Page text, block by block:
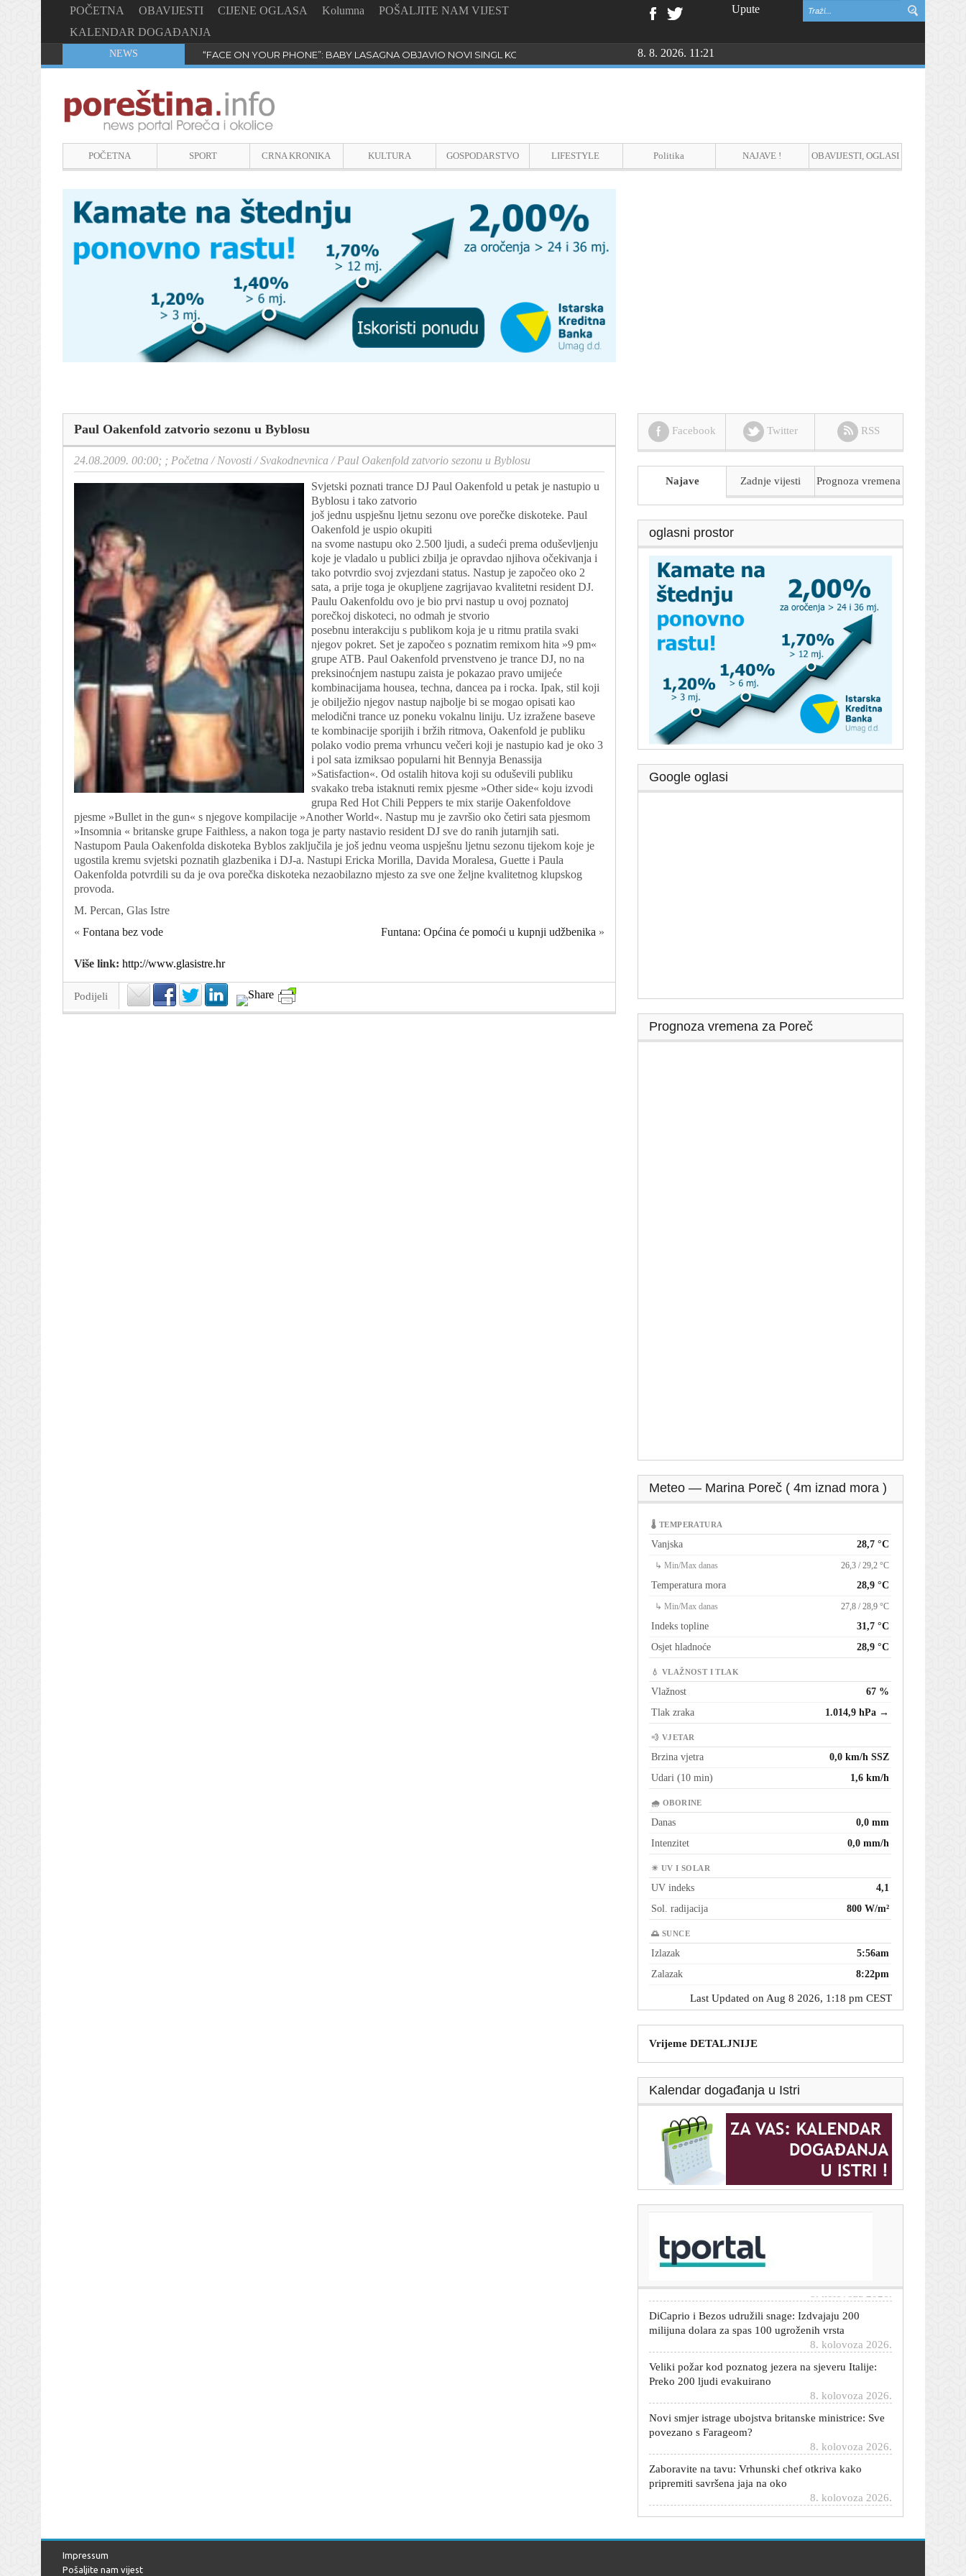
POČETNA OBAVIJESTI CIJENE OGLASA Kolumna
POŠALJITE NAM VIJEST
KALENDAR DOGAĐANJA
Upute
NEWS “FACE ON YOUR PHONE”: BABY LASAGNA OBJAVIO NOVI SINGL KOJI PROGOVARA O BULLYINGU8. 8. 2026. 11:21
POČETNA SPORT CRNA KRONIKA KULTURA GOSPODARSTVO LIFESTYLE Politika NAJAVE ! OBAVIJESTI, OGLASI
Paul Oakenfold zatvorio sezonu u Byblosu
24.08.2009. 00:00; ; Početna /Novosti /Svakodnevnica /Paul Oakenfold zatvorio sezonu u Byblosu
Svjetski poznati trance DJ Paul Oakenfold u petak je nastupio u
Byblosu i tako zatvorio
još jednu uspješnu ljetnu sezonu ove porečke diskoteke. Paul
Oakenfold je uspio okupiti
na svome nastupu oko 2.500 ljudi, a sudeći prema oduševljenju
koje je vladalo u publici zbilja je opravdao njihova očekivanja i
tako potvrdio svoj zvjezdani status. Nastup je započeo oko 2
sata, a prije toga je okupljene zagrijavao kvalitetni resident DJ.
Paulu Oakenfoldu ovo je bio prvi nastup u ovoj poznatoj
porečkoj diskoteci, no odmah je stvorio
posebnu interakciju s publikom koja je u ritmu pratila svaki
njegov pokret. Set je započeo s poznatim remixom hita »9 pm«
grupe ATB. Paul Oakenfold prvenstveno je trance DJ, no na
preksinoćnjem nastupu zaista je pokazao pravo umijeće
kombinacijama housea, techna, dancea pa i rocka. Ipak, stil koji
je obilježio njegov nastup najbolje bi se mogao opisati kao
melodični trance uz poneku vokalnu liniju. Uz izražene baseve
te kombinacije sporijih i bržih ritmova, Oakenfold je publiku
polako vodio prema vrhuncu večeri koji je nastupio kad je oko 3
i pol sata izmiksao popularni hit Bennyja Benassija
»Satisfaction«. Od ostalih hitova koji su oduševili publiku
svakako treba istaknuti remix pjesme »Other side« koju izvodi
grupa Red Hot Chili Peppers te mix starije Oakenfoldove
pjesme »Bullet in the gun« s njegove kompilacije »Another World«. Nastup mu je završio oko četiri sata pjesmom
»Insomnia « britanske grupe Faithless, a nakon toga je party nastavio resident DJ sve do ranih jutarnjih sati.
Nastupom Paula Oakenfolda diskoteka Byblos zaključila je još jednu veoma uspješnu ljetnu sezonu tijekom koje je
ugostila kremu svjetski poznatih glazbenika i DJ-a. Nastupi Ericka Morilla, Davida Moralesa, Guette i Paula
Oakenfolda potvrdili su da je ova porečka diskoteka nezaobilazno mjesto za sve one željne kvalitetnog klupskog
provoda.
M. Percan, Glas Istre
« Fontana bez vode Funtana: Općina će pomoći u kupnji udžbenika »
Više link: http://www.glasistre.hr
Podijeli
Facebook Twitter RSS
Najave Zadnje vijesti Prognoza vremena
oglasni prostor
Google oglasi
Prognoza vremena za Poreč
Meteo — Marina Poreč ( 4m iznad mora )
🌡 TEMPERATURA
Vanjska 28,7 °C
↳ Min/Max danas 26,3 / 29,2 °C
Temperatura mora 28,9 °C
↳ Min/Max danas 27,8 / 28,9 °C
Indeks topline
31,7 °C
Osjet hladnoće
28,9 °C
💧 VLAŽNOST I TLAK
Vlažnost
67 %
Tlak zraka
1.014,9 hPa →
💨 VJETAR
Brzina vjetra
0,0 km/h SSZ
Udari (10 min)
1,6 km/h
🌧 OBORINE
Danas
0,0 mm
Intenzitet
0,0 mm/h
☀ UV I SOLAR
UV indeks
4,1
Sol. radijacija
800 W/m²
🌅 SUNCE
Izlazak
5:56am
Zalazak
8:22pm
Last Updated on Aug 8 2026, 1:18 pm CEST
Vrijeme DETALJNIJE
Kalendar događanja u Istri
Na splitskoj psihijatriji probijen rekord: Mladić imao
preko šest promila alkohola u krvi
DiCaprio i Bezos udružili snage: Izdvajaju 200
milijuna dolara za spas 100 ugroženih vrsta
8. kolovoza 2026.
Veliki požar kod poznatog jezera na sjeveru Italije:
Preko 200 ljudi evakuirano
8. kolovoza 2026.
Novi smjer istrage ubojstva britanske ministrice: Sve
povezano s Farageom?
Zaboravite na tavu: Vrhunski chef otkriva kako
pripremiti savršena jaja na oko
Vučić nakon sastanka sa Zelenskim: Srbija neće
uskoro u EU. Uvijek će nam naći neke Hrvate...
Impressum
Pošaljite nam vijest